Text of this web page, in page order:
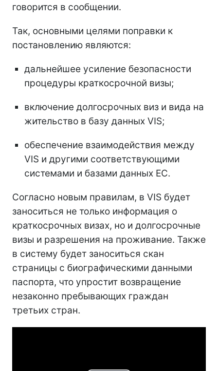
говорится в сообщении.
Так, основными целями поправки к
постановлению являются:
дальнейшее усиление безопасности
процедуры краткосрочной визы;
включение долгосрочных виз и вида на
жительство в базу данных VIS;
обеспечение взаимодействия между
VIS и другими соответствующими
системами и базами данных ЕС.
Согласно новым правилам, в VIS будет
заноситься не только информация о
краткосрочных визах, но и долгосрочные
визы и разрешения на проживание. Также
в систему будет заноситься скан
страницы с биографическими данными
паспорта, что упростит возвращение
незаконно пребывающих граждан
третьих стран.